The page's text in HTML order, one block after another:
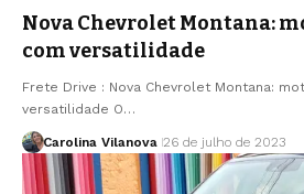
Nova Chevrolet Montana:
com versatilidade
Frete Drive : Nova Chevrolet Montana:
versatilidade O…
Carolina Vilanova 26 de julho de 2023